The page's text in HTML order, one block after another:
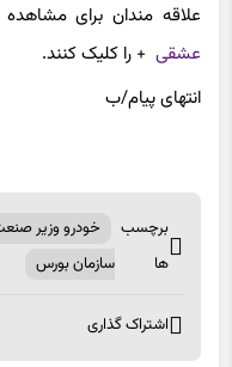
عشقی+ را کلیک کنند.
انتهای پیام/ب
ها
سازمان بورس